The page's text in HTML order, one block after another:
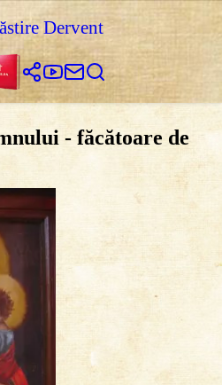
Dervent
- făcătoare de